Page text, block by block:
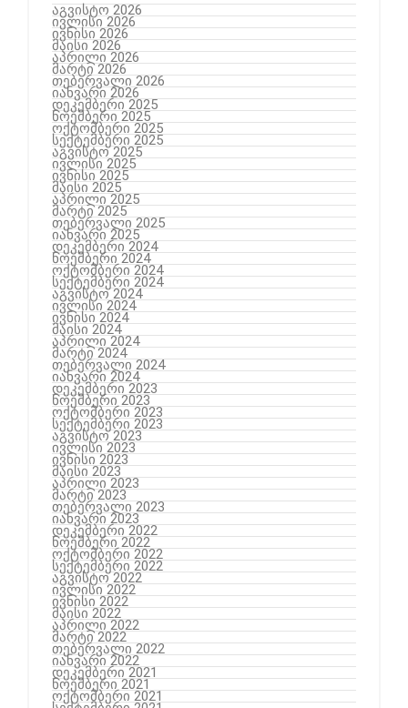
აგვისტო 2026
ივლისი 2026
ივნისი 2026
მაისი 2026
აპრილი 2026
მარტი 2026
თებერვალი 2026
იანვარი 2026
დეკემბერი 2025
ნოემბერი 2025
ოქტომბერი 2025
სექტემბერი 2025
აგვისტო 2025
ივლისი 2025
ივნისი 2025
მაისი 2025
აპრილი 2025
მარტი 2025
თებერვალი 2025
იანვარი 2025
დეკემბერი 2024
ნოემბერი 2024
ოქტომბერი 2024
სექტემბერი 2024
აგვისტო 2024
ივლისი 2024
ივნისი 2024
მაისი 2024
აპრილი 2024
მარტი 2024
თებერვალი 2024
იანვარი 2024
დეკემბერი 2023
ნოემბერი 2023
ოქტომბერი 2023
სექტემბერი 2023
აგვისტო 2023
ივლისი 2023
ივნისი 2023
მაისი 2023
აპრილი 2023
მარტი 2023
თებერვალი 2023
იანვარი 2023
დეკემბერი 2022
ნოემბერი 2022
ოქტომბერი 2022
სექტემბერი 2022
აგვისტო 2022
ივლისი 2022
ივნისი 2022
მაისი 2022
აპრილი 2022
მარტი 2022
თებერვალი 2022
იანვარი 2022
დეკემბერი 2021
ნოემბერი 2021
ოქტომბერი 2021